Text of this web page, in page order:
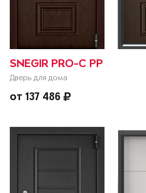
SNEGIR PRO-C PP
Дверь для дома
от 137 486